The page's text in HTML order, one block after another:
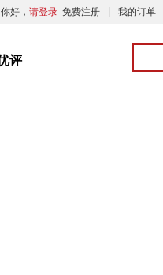
你好， 请登录 免费注册 我的订单